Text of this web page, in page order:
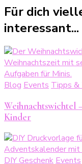
Für dich
interessant...
Blog EventsTipps &
Weihnachtswichtel
Kinder
DIY Geschenk Events